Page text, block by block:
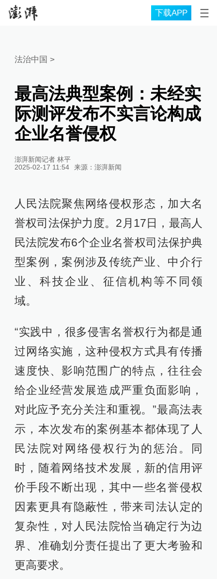
下载APP
法治中国 >
最高法典型案例：未经实
际测评发布不实言论构成
企业名誉侵权
澎湃新闻记者 林平
2025-02-17 11:54
来源： 澎湃新闻
人民法院聚焦网络侵权形态，加大名
誉权司法保护力度。2月17日，最高人
民法院发布6个企业名誉权司法保护典
型案例，案例涉及传统产业、中介行
业、科技企业、征信机构等不同领
域。
“实践中，很多侵害名誉权行为都是通
过网络实施，这种侵权方式具有传播
速度快、影响范围广的特点，往往会
给企业经营发展造成严重负面影响，
对此应予充分关注和重视。”最高法表
示，本次发布的案例基本都体现了人
民法院对网络侵权行为的惩治。同
时，随着网络技术发展，新的信用评
价手段不断出现，其中一些名誉侵权
因素更具有隐蔽性，带来司法认定的
复杂性，对人民法院恰当确定行为边
界、准确划分责任提出了更大考验和
更高要求。